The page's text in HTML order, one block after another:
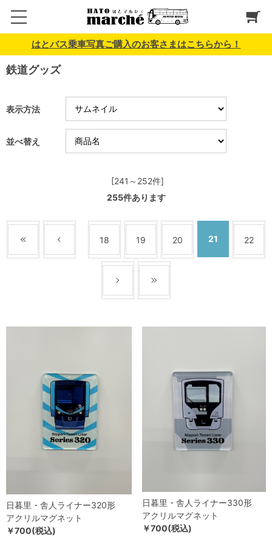
はとバス乗車写真ご購入のお客さまはこちらから！
鉄道グッズ
表示方法
並べ替え
[241～252件]
255件あります
18 19 20 21 22
日暮里・舎人ライナー320形
アクリルマグネット
￥700(税込)
日暮里・舎人ライナー330形
アクリルマグネット
￥700(税込)